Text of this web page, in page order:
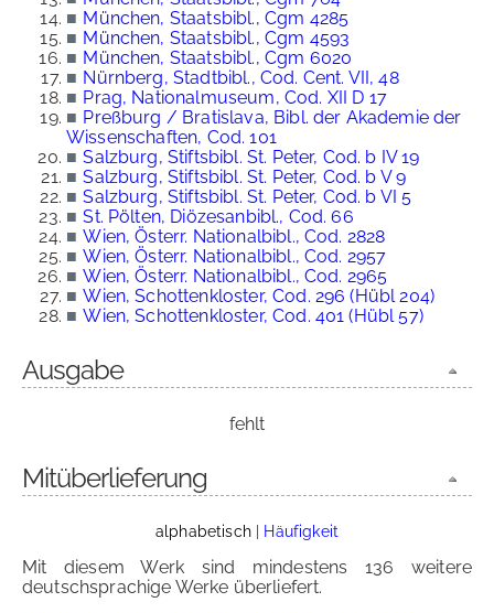
■ München, Staatsbibl., Cgm 4285
■ München, Staatsbibl., Cgm 4593
■ München, Staatsbibl., Cgm 6020
■ Nürnberg, Stadtbibl., Cod. Cent. VII, 48
■ Prag, Nationalmuseum, Cod. XII D 17
■ Preßburg / Bratislava, Bibl. der Akademie der
Wissenschaften, Cod. 101
■ Salzburg, Stiftsbibl. St. Peter, Cod. b IV 19
■ Salzburg, Stiftsbibl. St. Peter, Cod. b V 9
■ Salzburg, Stiftsbibl. St. Peter, Cod. b VI 5
■ St. Pölten, Diözesanbibl., Cod. 66
■ Wien, Österr. Nationalbibl., Cod. 2828
■ Wien, Österr. Nationalbibl., Cod. 2957
■ Wien, Österr. Nationalbibl., Cod. 2965
■ Wien, Schottenkloster, Cod. 296 (Hübl 204)
■ Wien, Schottenkloster, Cod. 401 (Hübl 57)
Ausgabe
fehlt
Mitüberlieferung
alphabetisch| Häufigkeit
Mit diesem Werk sind mindestens 136 weitere
deutschsprachige Werke überliefert.